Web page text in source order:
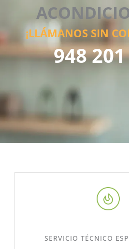
¡LLÁMANOS SIN
948
SERVICIO TÉCNICO